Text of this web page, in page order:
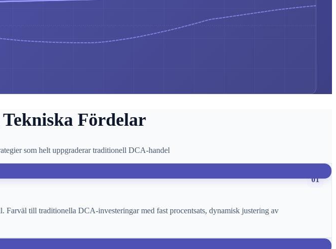
Fördelar
som helt uppgraderar traditionell DCA-handel
01
till traditionella DCA-investeringar med fast procentsats, dynamisk justering av